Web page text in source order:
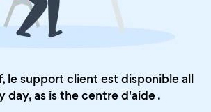
le support client est disponible all
day, as is thecentre d'aide.